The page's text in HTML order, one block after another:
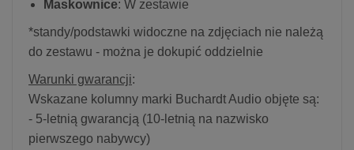
Maskownice: W zestawie
*standy/podstawki widoczne na zdjęciach nie należą
do zestawu - można je dokupić oddzielnie
Warunki gwarancji:
Wskazane kolumny marki Buchardt Audio objęte są:
- 5-letnią gwarancją (10-letnią na nazwisko
pierwszego nabywcy)